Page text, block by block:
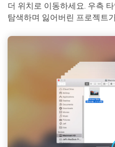
더 위치로 이동하세요. 우측
탐색하며 잃어버린 프로젝트